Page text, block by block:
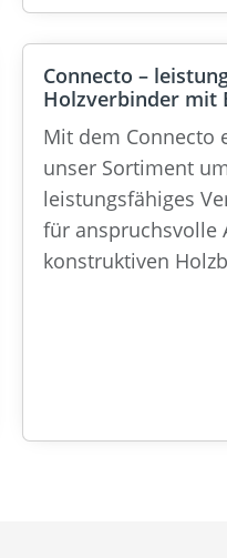
Connecto –
Holzverbinder mit
Mit dem Connecto
unser Sortiment
leistungsfähiges
für anspruchsvolle
konstruktiven